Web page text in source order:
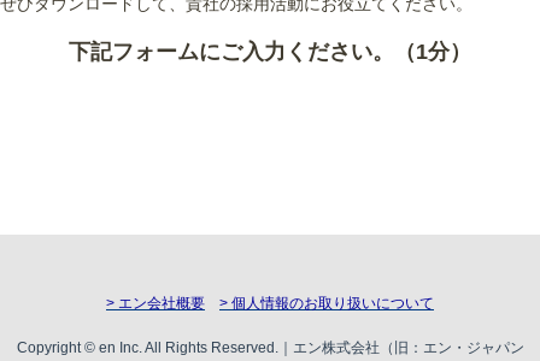
下記フォームにご入力ください。（1分）
> エン会社概要 > 個人情報のお取り扱いについて
Copyright © en Inc. All Rights Reserved.｜エン株式会社（旧：エン・ジャパン